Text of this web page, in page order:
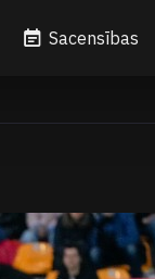
Sacensības